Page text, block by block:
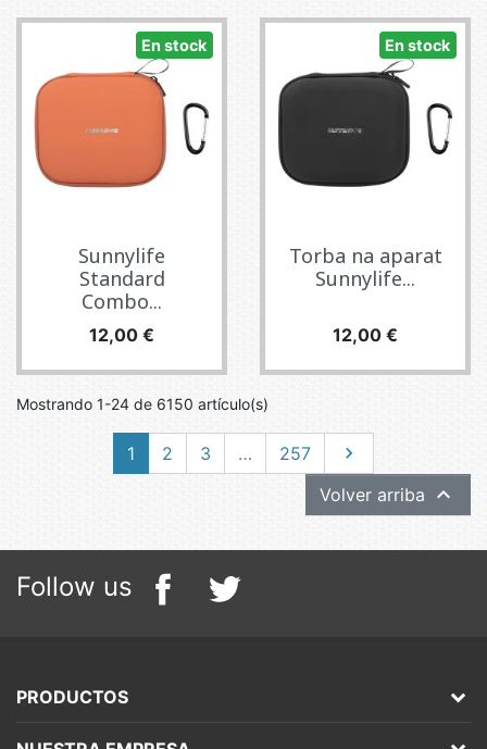
En stock
Sunnylife
Standard
Combo...
Precio
12,00 €
En stock
Torba na aparat
Sunnylife...
Precio
12,00 €
Mostrando 1-24 de 6150 artículo(s)
1 2 3 … 257 Siguiente

Volver arriba 
Follow us
PRODUCTOS